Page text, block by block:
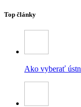
Top články
Ako vyberať